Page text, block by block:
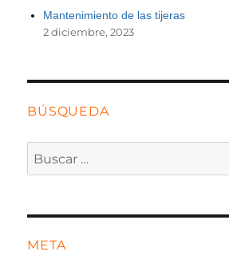
Mantenimiento de las tijeras
2 diciembre, 2023
BÚSQUEDA
META